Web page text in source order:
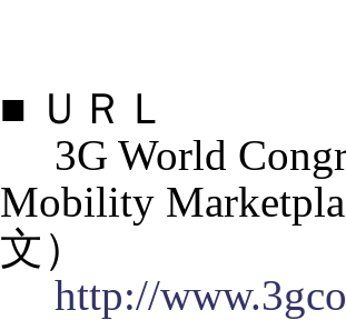
■ ＵＲＬ
3G World
Mobility
文）
http://